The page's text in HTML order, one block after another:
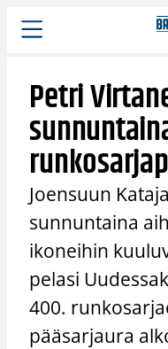
Siirry
sisältöön
Petri
Joensuun
sunnuntaina
ikoneihin
pelasi
400.
pääsarjaura